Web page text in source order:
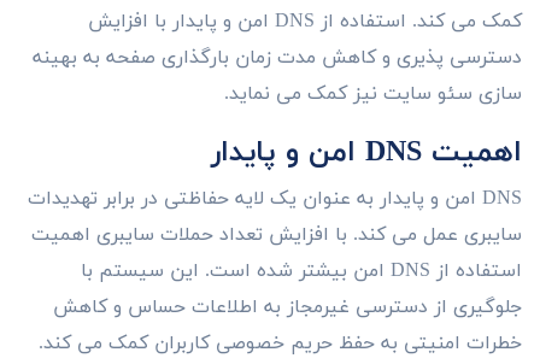
کمک می کند. استفاده از DNS امن و پایدار با افزایش
دسترسی پذیری و کاهش مدت زمان بارگذاری صفحه به بهینه
سازی سئو سایت نیز کمک می نماید.
اهمیت DNS امن و پایدار
DNS امن و پایدار به عنوان یک لایه حفاظتی در برابر تهدیدات
سایبری عمل می کند. با افزایش تعداد حملات سایبری اهمیت
استفاده از DNS امن بیشتر شده است. این سیستم با
جلوگیری از دسترسی غیرمجاز به اطلاعات حساس و کاهش
خطرات امنیتی به حفظ حریم خصوصی کاربران کمک می کند.